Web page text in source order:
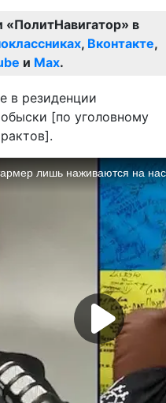
в
, Вконтакте,
и Max.
в резиденции
[по уголовному